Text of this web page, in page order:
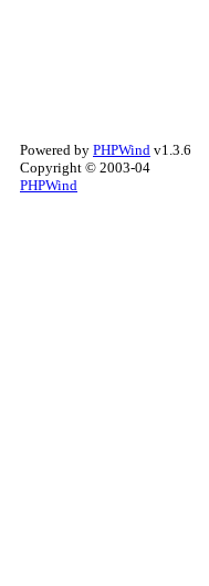
Powered by PHPWind v1.3.6
Copyright © 2003-04
PHPWind